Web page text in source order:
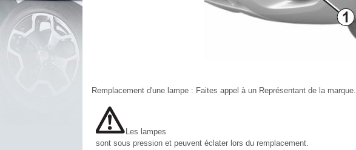
Remplacement d'une lampe : Faites appel à un Représentant de la marque.
Les lampes
sont sous pression et peuvent éclater lors du remplacement.